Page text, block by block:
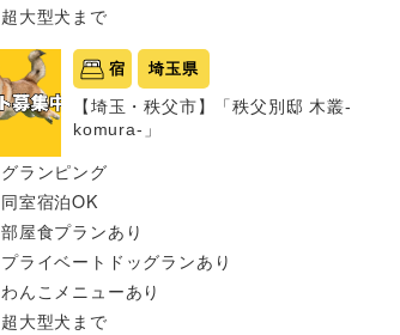
超大型犬まで
宿 埼玉県
【埼玉・秩父市】「秩父別邸 木叢-
komura-」
グランピング
同室宿泊OK
部屋食プランあり
プライベートドッグランあり
わんこメニューあり
超大型犬まで